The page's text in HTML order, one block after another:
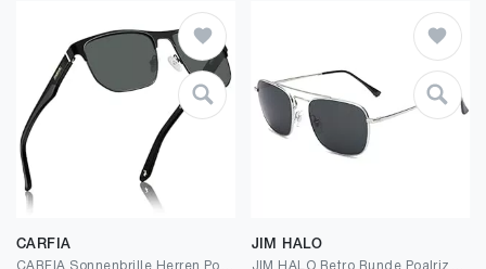
CARFIA
JIM HALO